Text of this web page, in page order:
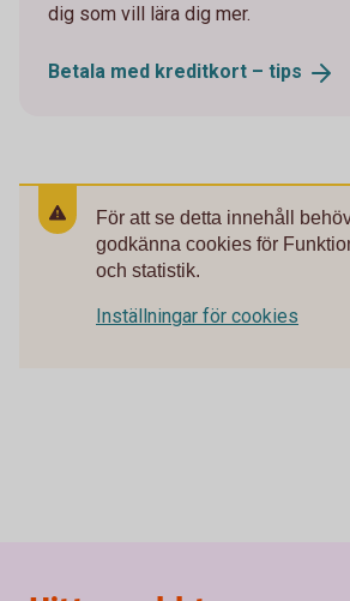
dig som vill lära dig mer.
Betala med kreditkort – tips
För att se detta innehåll
godkänna cookies för
och statistik.
Inställningar för cookies